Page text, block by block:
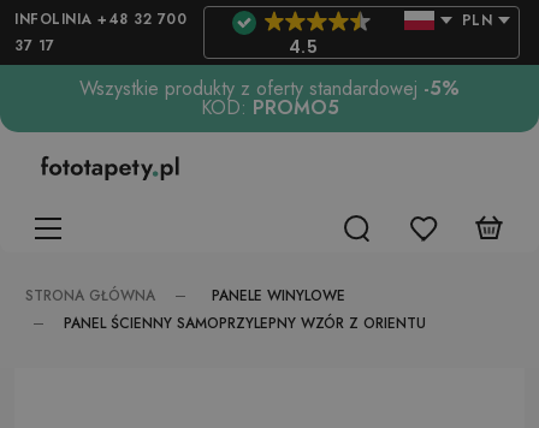
INFOLINIA +48 32 700
37 17
4.5
PLN
Wszystkie produkty z oferty standardowej -5%
KOD: PROMO5
STRONA GŁÓWNA
PANELE WINYLOWE
PANEL ŚCIENNY SAMOPRZYLEPNY WZÓR Z ORIENTU